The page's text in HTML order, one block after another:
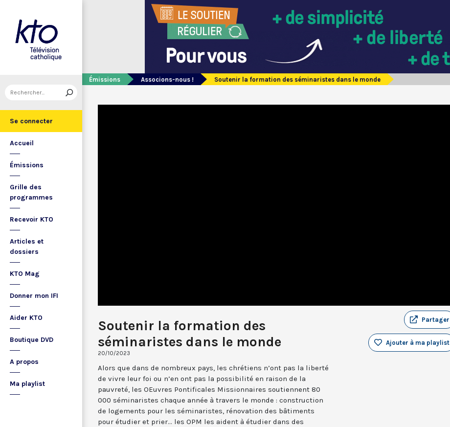
Se connecter
Accueil
Émissions
Grille des
programmes
Recevoir KTO
Articles et
dossiers
KTO Mag
Donner mon IFI
Aider KTO
Boutique DVD
A propos
Ma playlist
Émissions Associons-nous ! Soutenir la formation des séminaristes dans le monde
Soutenir la formation des
séminaristes dans le monde
20/10/2023
Partager
Ajouter à ma playlist
Alors que dans de nombreux pays, les chrétiens n’ont pas la liberté
de vivre leur foi ou n’en ont pas la possibilité en raison de la
pauvreté, les OEuvres Pontificales Missionnaires soutiennent 80
000 séminaristes chaque année à travers le monde : construction
de logements pour les séminaristes, rénovation des bâtiments
pour étudier et prier... les OPM les aident à étudier dans des